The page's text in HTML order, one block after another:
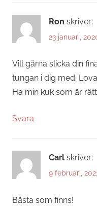
Ron skriver:
23 januari,
Vill gärna slicka din
tungan i dig med.
Ha min kuk som är
Svara
Carl skriver:
9 februari,
Bästa som finns!